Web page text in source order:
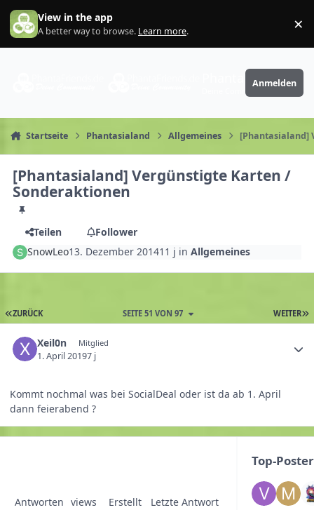
Zum Inhalt springen
View in the app
A better way to browse. Learn more. ×
PhantaFriends.de
Anmelden
Startseite Phantasialand Allgemeines [Phantasialand]
[Phantasialand] Vergünstigte Karten /
Sonderaktionen
Teilen
Follower
SnowLeo13. Dezember 201411 j inAllgemeines
ZURÜCK WEITER
SEITE 51 VON 97
Xeil0n Mitglied
1. April 20197 j
Kommt nochmal was bei SocialDeal oder ist da ab 1. April
dann feierabend ?
Antworten views Erstellt Letzte Antwort
Top-